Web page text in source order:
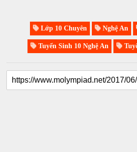
Lớp 10 Chuyên Nghệ An
Tuyển Sinh 10 Nghệ An